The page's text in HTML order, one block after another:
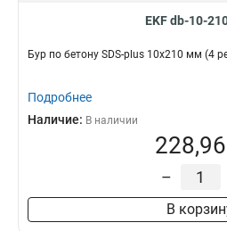
EKF db-10-
Бур по бетону SDS-plus 10х210 мм (4
Подробнее
Наличие: В наличии
–
В